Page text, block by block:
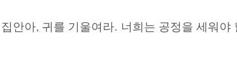
안아, 귀를 기울여라. 너희는 공정을 세워야